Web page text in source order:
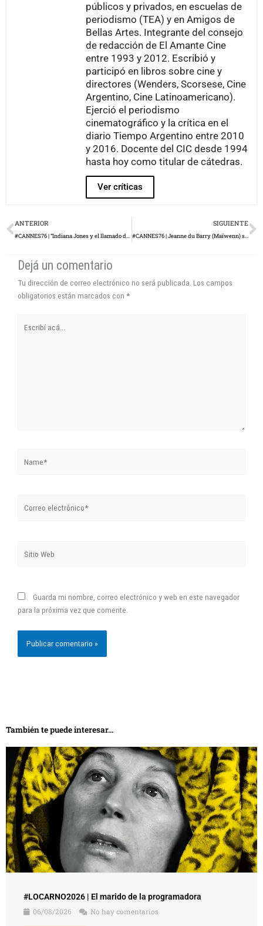
públicos y privados, en escuelas de
periodismo (TEA) y en Amigos de
Bellas Artes. Integrante del consejo
de redacción de El Amante Cine
entre 1993 y 2012. Escribió y
participó en libros sobre cine y
directores (Wenders, Scorsese, Cine
Argentino, Cine Latinoamericano).
Ejerció el periodismo
cinematográfico y la crítica en el
diario Tiempo Argentino entre 2010
y 2016. Docente del CIC desde 1994
hasta hoy como titular de cátedras.
Ver críticas
Prev
ANTERIOR
#CANNES76 | “Indiana Jones y el llamado del destino” tendrá su premiere mundial en Cannes
SIGUIENTE
#CANNES76 | Jeanne du Barry (Maïwenn) será el film de apertura del festival
Dejá un comentario
Tu dirección de correo electrónico no será publicada. Los campos
obligatorios están marcados con *
acá...
electrónico*
Web
Guarda mi nombre, correo electrónico y web en este navegador
para la próxima vez que comente.
También te puede interesar...
#LOCARNO2026 | El marido de la programadora
06/08/2026
No hay comentarios